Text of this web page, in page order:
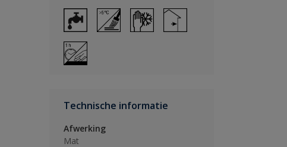
Technische informatie
Afwerking
Mat